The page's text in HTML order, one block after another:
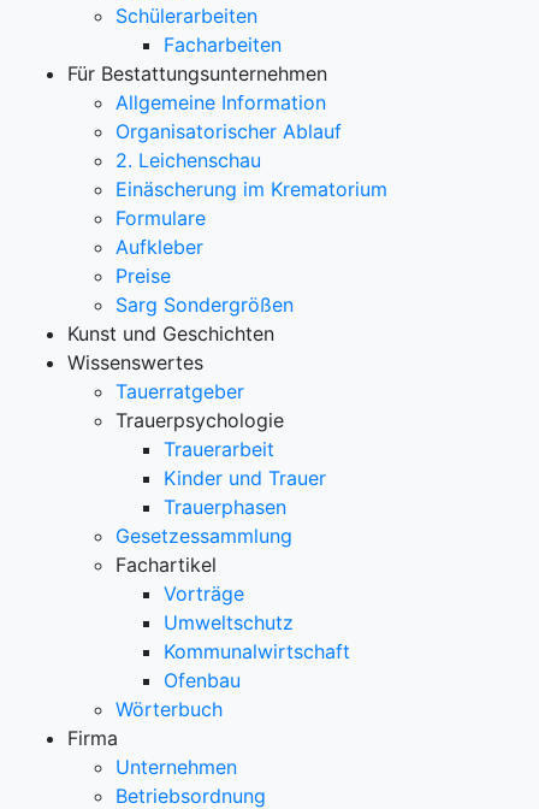
Schülerarbeiten
Facharbeiten
Für Bestattungsunternehmen
Allgemeine Information
Organisatorischer Ablauf
2. Leichenschau
Einäscherung im Krematorium
Formulare
Aufkleber
Preise
Sarg Sondergrößen
Kunst und Geschichten
Wissenswertes
Tauerratgeber
Trauerpsychologie
Trauerarbeit
Kinder und Trauer
Trauerphasen
Gesetzessammlung
Fachartikel
Vorträge
Umweltschutz
Kommunalwirtschaft
Ofenbau
Wörterbuch
Firma
Unternehmen
Betriebsordnung